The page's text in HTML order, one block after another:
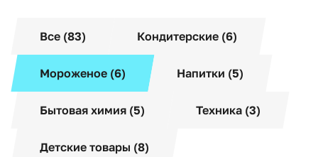
Все (83) Кондитерские (6)
Мороженое (6) Напитки (5)
Бытовая химия (5) Техника (3)
Детские товары (8)